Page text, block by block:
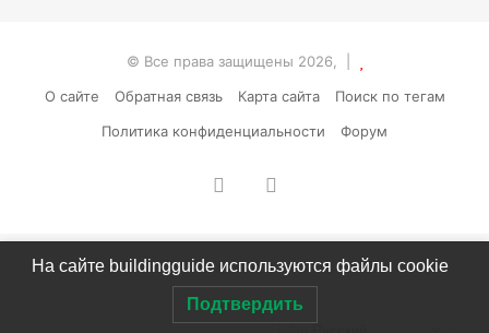
© Все права защищены 2026, |
О сайте
Обратная связь Карта сайта
Поиск по тегам
Политика конфиденциальности
Форум
vk.com
На сайте buildingguide используются файлы cookie
Подтвердить